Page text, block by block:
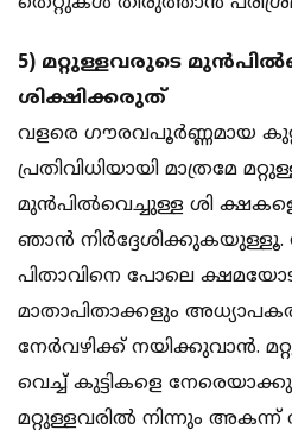
5) മറ്റുള്ളവരുടെ
ശിക്ഷിക്കരുത്
വളരെ ഗൗരവപൂര്‍ണ്ണമായ
പ്രതിവിധിയായി മാത്രമേ
മുന്‍പില്‍വെച്ചുള്ള ശി
ഞാന്‍ നിര്‍ദ്ദേശിക്കുകയുള്ളൂ.
പിതാവിനെ പോലെ
മാതാപിതാക്കളും
നേര്‍വഴിക്ക് നയിക്കുവാന്‍.
വെച്ച് കുട്ടികളെ
മറ്റുള്ളവരില്‍ നിന്നും അകന്ന്